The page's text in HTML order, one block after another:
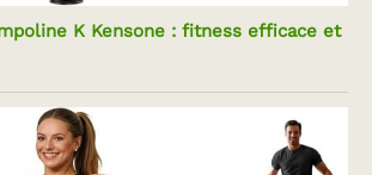
K Kensone : fitness efficace et